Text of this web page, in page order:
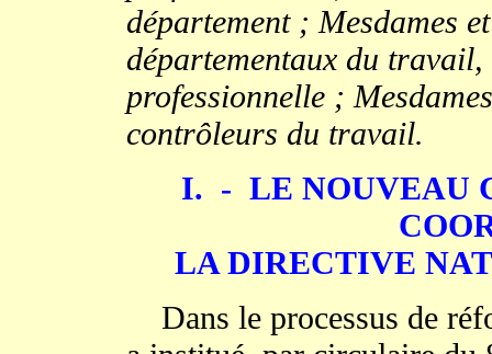
département ; Mesdames
départementaux du
professionnelle ;
contrôleurs du travail.
I. - LE NOUVEAU
LA DIRECTIVE
Dans le processus de